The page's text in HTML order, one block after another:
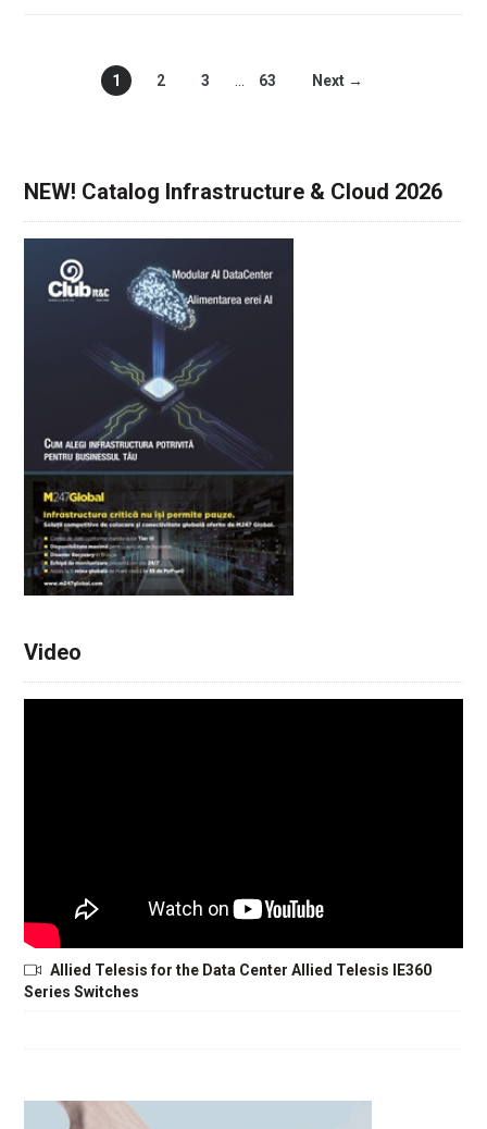
1 2 3 … 63 Next →
NEW! Catalog Infrastructure & Cloud 2026
Video
Allied Telesis for the Data Center Allied Telesis IE360
Series Switches